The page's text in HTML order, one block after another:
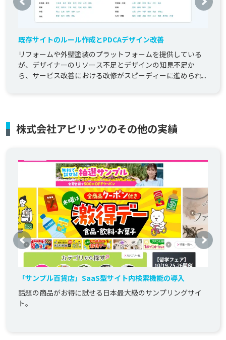
既存サイトのルール作成とPDCAデザイン改善
リフォームや外壁塗装のプラットフォームを提供している
が、デザイナーのリソース不足とデザインの知見不足か
ら、サービス改善における改修がスピーディーに進められ...
株式会社アピリッツのその他の実績
「サンプル百貨店」SaaS型サイト内検索機能の導入
話題の商品がお得に試せる日本最大級のサンプリングサイ
ト。